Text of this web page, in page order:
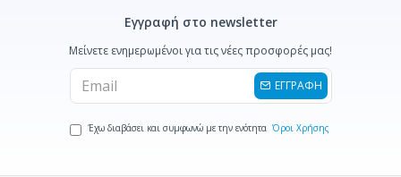
Εγγραφή στο newsletter
Μείνετε ενημερωμένοι για τις νέες προσφορές μας!
ΕΓΓΡΑΦΗ
Έχω διαβάσει και συμφωνώ με την ενότητα Όροι Χρήσης